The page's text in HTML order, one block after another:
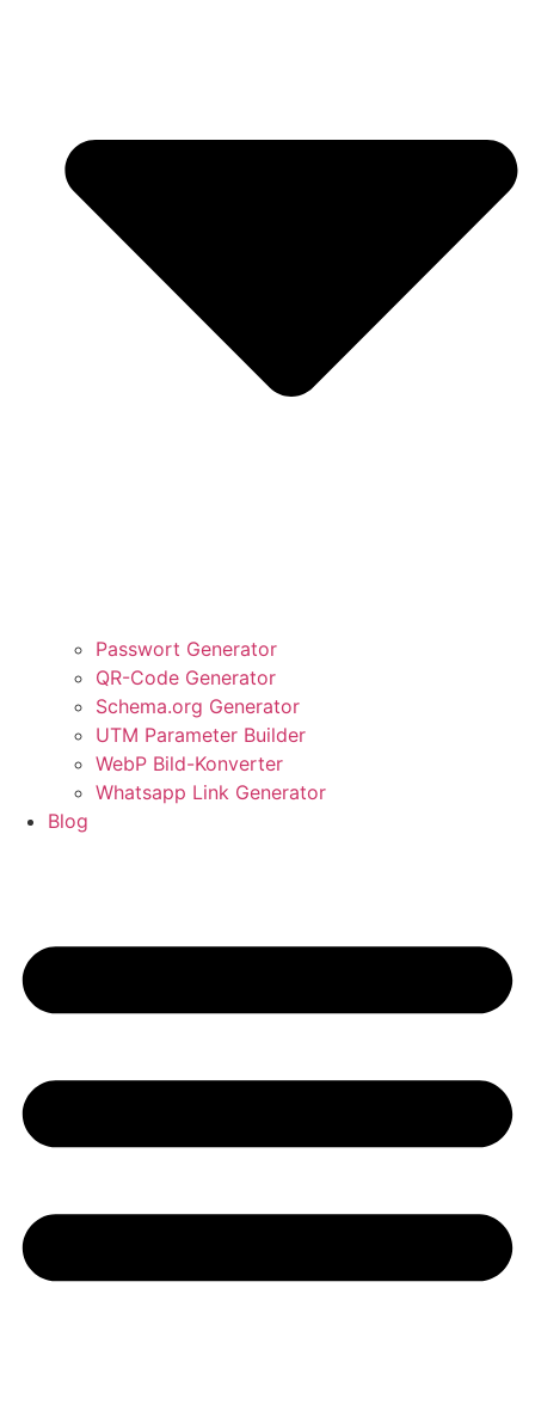
Passwort Generator
QR-Code Generator
Schema.org Generator
UTM Parameter Builder
WebP Bild-Konverter
Whatsapp Link Generator
Blog